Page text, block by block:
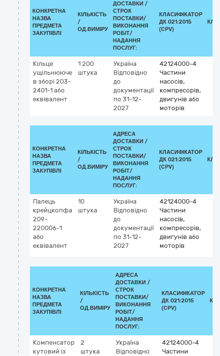
КОНКРЕТНА
НАЗВА
ПРЕДМЕТА
ЗАКУПІВЛІ
КІЛЬКІСТЬ
/
ОД.ВИМІРУ
ДОСТАВКИ /
СТРОК
ПОСТАВКИ/
ВИКОНАННЯ
РОБІТ/
НАДАННЯ
ПОСЛУГ:
КЛАСИФІКАТОР
ДК 021:2015
(CPV)
Кільце
ущільнююче
в зборі 203-
2401-1 або
еквівалент
1 200
штука
Україна
Відповідно
до
документації
по 31-12-
2027
42124000-4
Частини
насосів,
компресорів,
двигунів або
моторів
КОНКРЕТНА
НАЗВА
ПРЕДМЕТА
ЗАКУПІВЛІ
КІЛЬКІСТЬ
/
ОД.ВИМІРУ
АДРЕСА
ДОСТАВКИ /
СТРОК
ПОСТАВКИ/
ВИКОНАННЯ
РОБІТ/
НАДАННЯ
ПОСЛУГ:
КЛАСИФІКАТОР
ДК 021:2015
(CPV)
Палець
крейцкопфа
209-
220006-1
або
еквівалент
10
штука
Україна
Відповідно
до
документації
по 31-12-
2027
42124000-4
Частини
насосів,
компресорів,
двигунів або
моторів
КОНКРЕТНА
НАЗВА
ПРЕДМЕТА
ЗАКУПІВЛІ
КІЛЬКІСТЬ
/
ОД.ВИМІРУ
АДРЕСА
ДОСТАВКИ /
СТРОК
ПОСТАВКИ/
ВИКОНАННЯ
РОБІТ/
НАДАННЯ
ПОСЛУГ:
КЛАСИФІКАТОР
ДК 021:2015
(CPV)
Компенсатор
кутовий із
2
штука
Україна
Відповідно
42124000-4
Частини